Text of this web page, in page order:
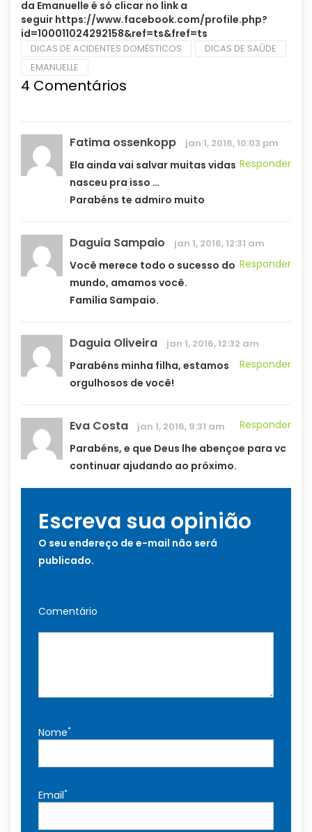
da Emanuelle é só clicar no link a
seguir https://www.facebook.com/profile.php?
id=100011024292158&ref=ts&fref=ts
DICAS DE ACIDENTES DOMÉSTICOS
DICAS DE SAÚDE
EMANUELLE
4 Comentários
Fatima ossenkopp jan 1, 2016, 10:03 pm
Responder
Ela ainda vai salvar muitas vidas
nasceu pra isso …
Parabéns te admiro muito
Daguia Sampaio jan 1, 2016, 12:31 am
Responder
Você merece todo o sucesso do
mundo, amamos você.
Família Sampaio.
Daguia Oliveira jan 1, 2016, 12:32 am
Responder
Parabéns minha filha, estamos
orgulhosos de você!
Eva Costa jan 1, 2016, 9:31 am
Responder
Parabéns, e que Deus lhe abençoe para vc
continuar ajudando ao próximo.
Escreva sua opinião
O seu endereço de e-mail não será
publicado.
Comentário
Nome*
Email*